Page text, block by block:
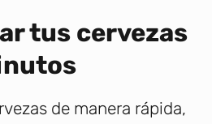
tus cervezas
de manera rápida,